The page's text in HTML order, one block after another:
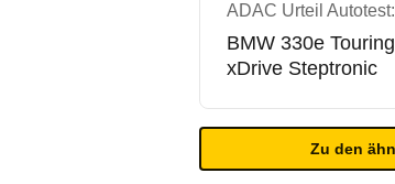
ADAC Urteil Autotest:
BMW 330e
xDrive Steptronic
Zu den